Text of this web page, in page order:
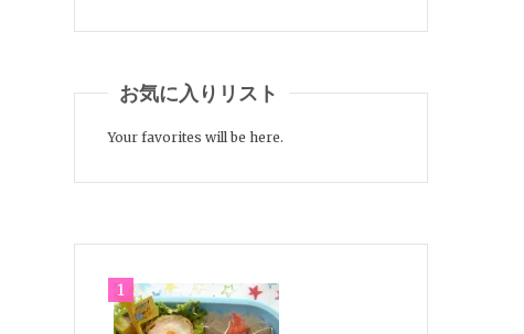
お気に入りリスト
Your favorites will be here.